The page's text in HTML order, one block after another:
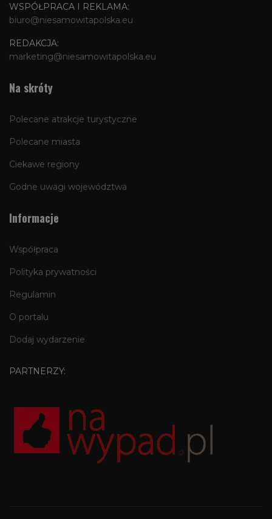
WSPÓŁPRACA I REKLAMA:
biuro@niesamowitapolska.eu
REDAKCJA:
marketing@niesamowitapolska.eu
Na skróty
Polecane atrakcje turystyczne
Polecane miasta
Ciekawe regiony
Godne uwagi województwa
Informacje
Współpraca
Polityka prywatności
Regulamin
O portalu
Dodaj wydarzenie
PARTNERZY: